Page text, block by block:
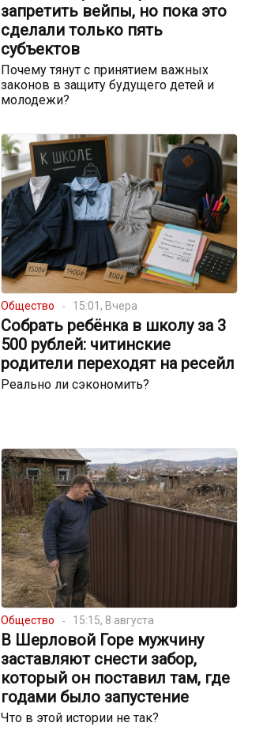
запретить вейпы, но пока это
сделали только пять
субъектов
Почему тянут с принятием важных
законов в защиту будущего детей и
молодежи?
Общество 15:01, Вчера
Собрать ребёнка в школу за 3
500 рублей: читинские
родители переходят на ресейл
Реально ли сэкономить?
Общество 15:15, 8 августа
В Шерловой Горе мужчину
заставляют снести забор,
который он поставил там, где
годами было запустение
Что в этой истории не так?